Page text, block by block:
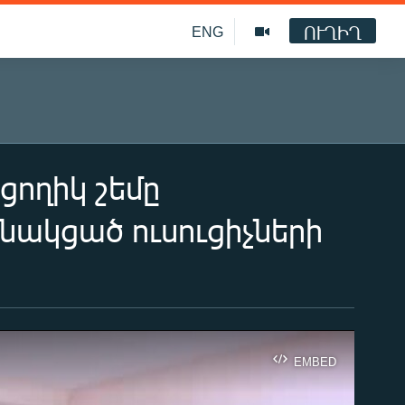
ENG ՈՒՂԻՂ
շեմը
ուսուցիչների
EMBED